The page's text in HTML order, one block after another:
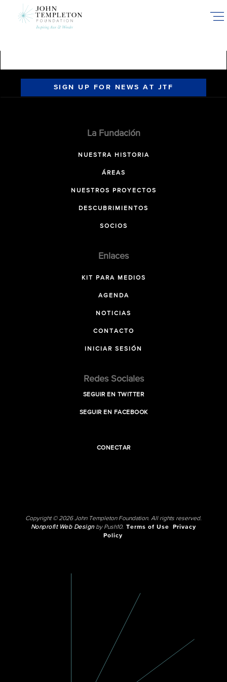
SIGN UP FOR NEWS AT JTF
La Fundación
NUESTRA HISTORIA
ÁREAS
NUESTROS PROYECTOS
DESCUBRIMIENTOS
SOCIOS
Enlaces
KIT PARA MEDIOS
AGENDA
NOTICIAS
CONTACTO
INICIAR SESIÓN
Redes Sociales
SEGUIR EN TWITTER
SEGUIR EN FACEBOOK
CONECTAR
Copyright © 2026 John Templeton Foundation. All rights reserved.
Nonprofit Web Designby Push10. Terms of Use
Privacy
Policy